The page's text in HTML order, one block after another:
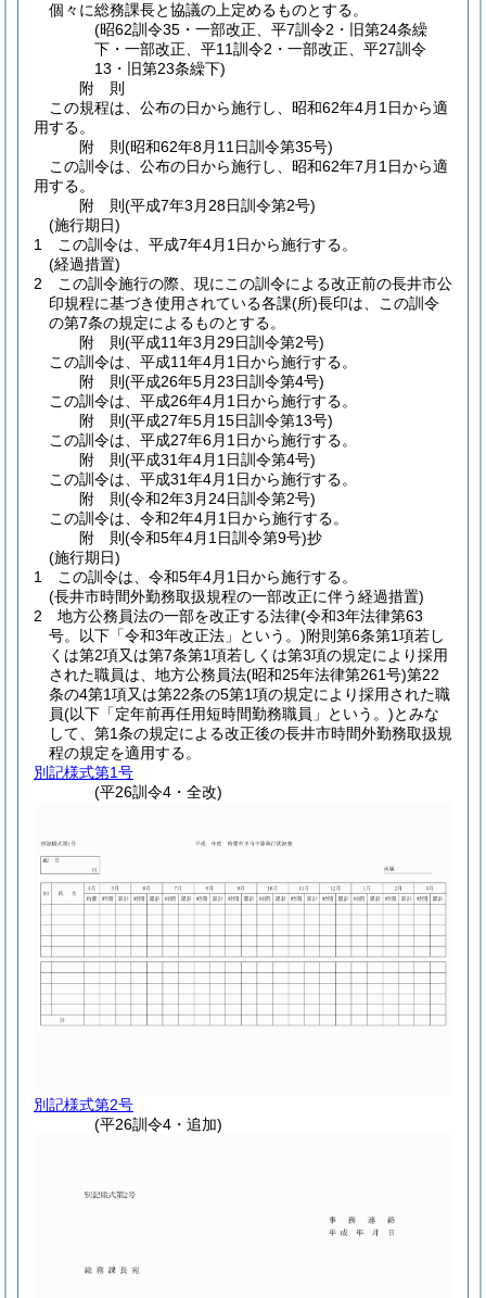
個々に総務課長と協議の上定めるものとする。
(昭62訓令35・一部改正、平7訓令2・旧第24条繰
下・一部改正、平11訓令2・一部改正、平27訓令
13・旧第23条繰下)
附 則
この規程は、公布の日から施行し、昭和62年4月1日から適
用する。
附 則(昭和62年8月11日訓令第35号)
この訓令は、公布の日から施行し、昭和62年7月1日から適
用する。
附 則(平成7年3月28日訓令第2号)
(施行期日)
1
この訓令は、平成7年4月1日から施行する。
(経過措置)
2
この訓令施行の際、現にこの訓令による改正前の長井市公
印規程に基づき使用されている各課(所)長印は、この訓令
の第7条の規定によるものとする。
附 則(平成11年3月29日訓令第2号)
この訓令は、平成11年4月1日から施行する。
附 則(平成26年5月23日訓令第4号)
この訓令は、平成26年4月1日から施行する。
附 則(平成27年5月15日訓令第13号)
この訓令は、平成27年6月1日から施行する。
附 則(平成31年4月1日訓令第4号)
この訓令は、平成31年4月1日から施行する。
附 則(令和2年3月24日訓令第2号)
この訓令は、令和2年4月1日から施行する。
附 則(令和5年4月1日訓令第9号)抄
(施行期日)
1
この訓令は、令和5年4月1日から施行する。
(長井市時間外勤務取扱規程の一部改正に伴う経過措置)
2
地方公務員法の一部を改正する法律(令和3年法律第63
号。以下「令和3年改正法」という。)附則第6条第1項若し
くは第2項又は第7条第1項若しくは第3項の規定により採用
された職員は、地方公務員法(昭和25年法律第261号)第22
条の4第1項又は第22条の5第1項の規定により採用された職
員(以下「定年前再任用短時間勤務職員」という。)とみな
して、第1条の規定による改正後の長井市時間外勤務取扱規
程の規定を適用する。
別記様式第1号
(平26訓令4・全改)
別記様式第2号
(平26訓令4・追加)